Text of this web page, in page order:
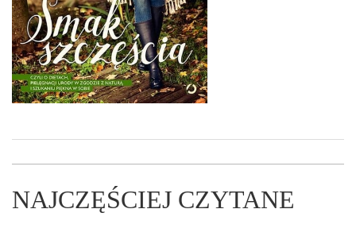
NAJCZĘŚCIEJ CZYTANE